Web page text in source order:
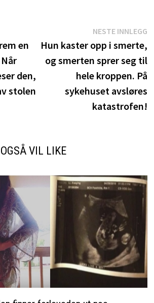
en
den,
stolen
NESTE INNLEGG
Hun kaster opp i smerte,
og smerten sprer seg til
hele kroppen. På
sykehuset avsløres
katastrofen!
VIL LIKE